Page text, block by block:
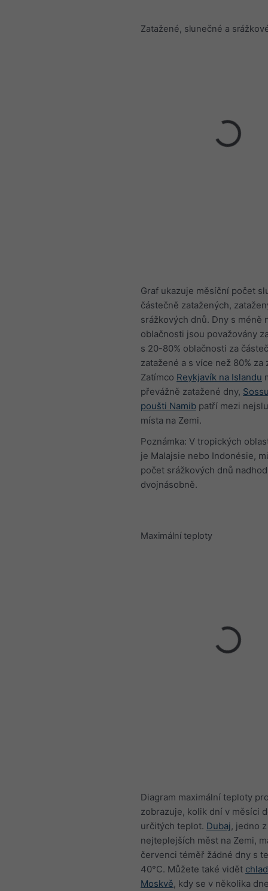
Zatažené, slunečné a
Graf ukazuje měsíční počet
částečně zatažených,
srážkových dnů. Dny s méně
oblačnosti jsou považovány
s 20-80% oblačnosti za
zatažené a s více než 80% za
Zatímco Reykjavík na Islandu
převážně zatažené dny,
poušti Namib patří mezi
místa na Zemi.
Poznámka: V tropických
je Malajsie nebo Indonésie,
počet srážkových dnů
dvojnásobně.
Maximální teploty
Diagram maximální teploty
zobrazuje, kolik dní v měsíci
určitých teplot. Dubaj, jedno z
nejteplejších měst na Zemi,
červenci téměř žádné dny s
40°C. Můžete také vidět
Moskvě, kdy se v několika